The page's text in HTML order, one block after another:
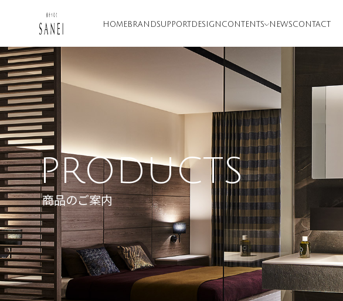
HOME BRANDSUPPORT DESIGN CONTENTS NEWSCONTACT
PRODUCTS
商品のご案内